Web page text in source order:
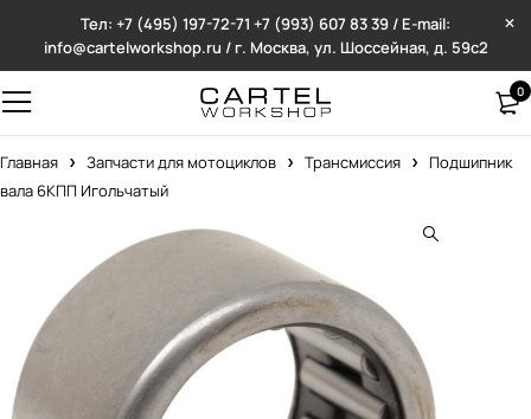
Тел: +7 (495) 197-72-71 +7 (993) 607 83 39 / E-mail:
info@cartelworkshop.ru / г. Москва, ул. Шоссейная, д. 59с2
0
Главная Запчасти для мотоциклов Трансмиссия
Подшипник
вала 6КПП Игольчатый